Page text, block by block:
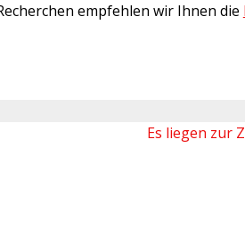
empfehlen wir Ihnen die
Es liegen zur